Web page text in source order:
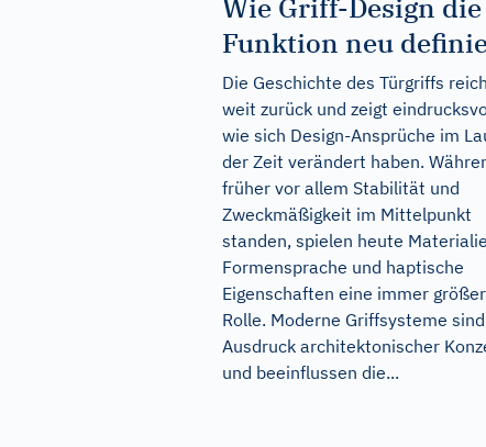
Wie Griff-Design die
Funktion neu
Die Geschichte des Türgriffs
weit zurück und zeigt
wie sich Design-Ansprüche im
der Zeit verändert haben.
früher vor allem Stabilität und
Zweckmäßigkeit im Mittelpunkt
standen, spielen heute
Formensprache und haptische
Eigenschaften eine immer
Rolle. Moderne Griffsysteme sind
Ausdruck architektonischer
und beeinflussen die...